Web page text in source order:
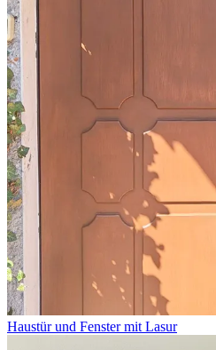
Haustür und Fenster mit Lasur